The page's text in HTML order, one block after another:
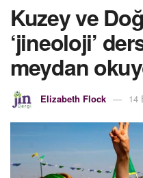
Kuzey ve
‘jineoloji’
meydan
Elizabeth Flock 14